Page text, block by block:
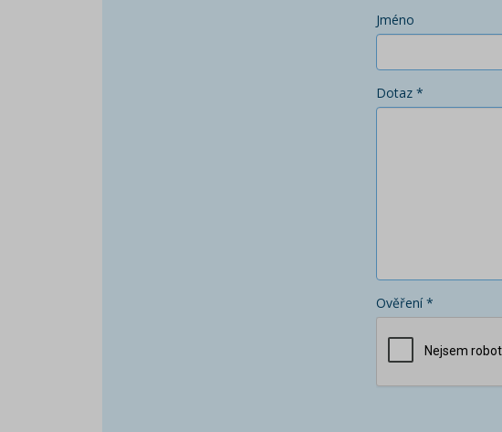
Jméno
Dotaz *
Ověření *